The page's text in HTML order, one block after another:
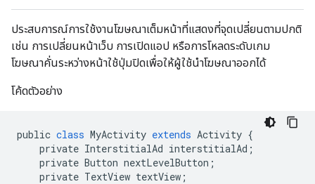
ประสบการณ์การใช้งานโฆษณาเต็มหน้าที่แสดงที่จุดเปลี่ยนตามปกติ
เช่น การเปลี่ยนหน้าเว็บ การเปิดแอป หรือการโหลดระดับเกม
โฆษณาคั่นระหว่างหน้าใช้ปุ่มปิดเพื่อให้ผู้ใช้นำโฆษณาออกได้
โค้ดตัวอย่าง
public class MyActivity extends Activity {
private InterstitialAd interstitialAd ;
private Button nextLevelButton ;
private TextView textView ;